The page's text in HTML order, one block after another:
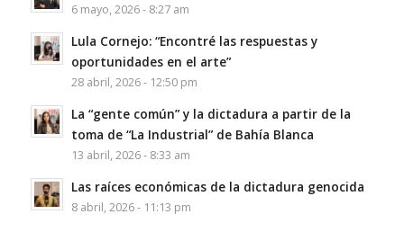
6 mayo, 2026 - 8:27 am
Lula Cornejo: “Encontré las respuestas y
oportunidades en el arte”
28 abril, 2026 - 12:50 pm
La “gente común” y la dictadura a partir de la
toma de “La Industrial” de Bahía Blanca
13 abril, 2026 - 8:33 am
Las raíces económicas de la dictadura genocida
8 abril, 2026 - 11:13 pm